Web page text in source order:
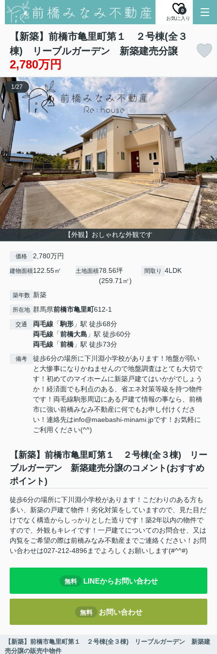
お気に入り
0
【新築】前橋市亀里町第１ ２号棟(全３
棟) リーブルガーデン 新築建売分譲
2,780万円
【外観】おしゃれな外観です
1/27
価格 2,780万円
建物面積122.55㎡ 土地面積78.56坪
(259.71㎡)
間取り 4LDK
築年数 新築
所在地 群馬県前橋市亀里町612-1
交通 両毛線 「駒形 」駅 徒歩68分
両毛線 「前橋大島 」駅 徒歩60分
両毛線 「前橋 」駅 徒歩73分
備考
徒歩6分の場所に下川淵小学校があります！地盤が弱い
と大惨事になりかねませんので地盤調査はとても大切で
す！初めてのマイホームに新築戸建てはいかがでしょう
か！経済面でも利点のある、省エネ対策等級を持つ物件
です！両毛線駒形周辺にある戸建て情報の事なら、前橋
市に強い前橋みなみ不動産に何でもお申し付けくださ
い！連絡先はinfo@maebashi-minami.jpです！お気軽に
ご利用ください(^^)
【新築】前橋市亀里町第１ ２号棟(全３棟) リー
ブルガーデン 新築建売分譲のコメント(おすすめ
ポイント)
徒歩6分の場所に下川淵小学校があります！こだわりのある方も
多い、新築の戸建て物件！劣化対策をしていますので、見た目だ
けでなく構造からしっかりとした造りです！築2年以内の物件で
すので、外観もキレイです！一戸建てについてのお問合せ、又は
内覧をご希望の際は前橋みなみ不動産までご連絡ください！お問
い合わせは027-212-4896までよろしくお願いします(#^^#)
無料 LINEからお問い合わせ
無料 お問い合わせ
【新築】前橋市亀里町第１ ２号棟(全３棟) リーブルガーデン 新築建
売分譲の販売中物件